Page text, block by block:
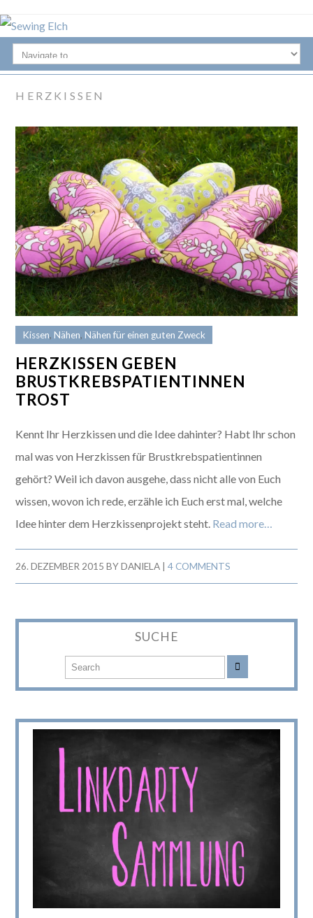
HERZKISSEN
Kissen,Nähen,Nähen für einen guten Zweck
HERZKISSEN GEBEN
BRUSTKREBSPATIENTINNEN
TROST
Kennt Ihr Herzkissen und die Idee dahinter? Habt Ihr schon
mal was von Herzkissen für Brustkrebspatientinnen
gehört? Weil ich davon ausgehe, dass nicht alle von Euch
wissen, wovon ich rede, erzähle ich Euch erst mal, welche
Idee hinter dem Herzkissenprojekt steht. Read more…
26. DEZEMBER 2015 BYDANIELA |4 COMMENTS
SUCHE